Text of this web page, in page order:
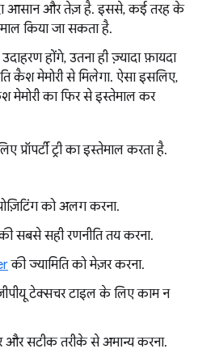
आसान और तेज़ है. इससे, कई तरह के
किया जा सकता है.
होंगे, उतना ही ज़्यादा फ़ायदा
कैश मेमोरी से मिलेगा. ऐसा इसलिए,
का फिर से इस्तेमाल कर
ट्री का इस्तेमाल करता है.
को अलग करना.
सबसे सही रणनीति तय करना.
की ज्यामिति को मेज़र करना.
टेक्सचर टाइल के लिए काम न
और सटीक तरीके से अमान्य करना.